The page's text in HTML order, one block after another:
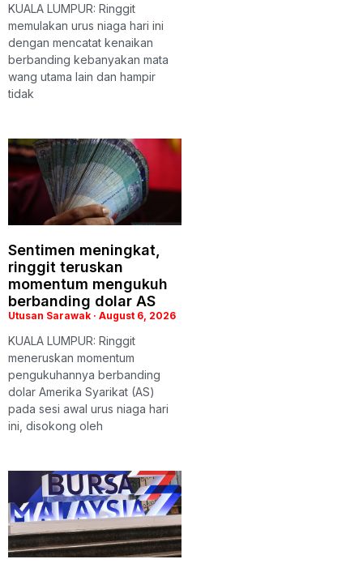
KUALA LUMPUR: Ringgit
memulakan urus niaga hari ini
dengan mencatat kenaikan
berbanding kebanyakan mata
wang utama lain dan hampir
tidak
Sentimen meningkat,
ringgit teruskan
momentum mengukuh
berbanding dolar AS
Utusan Sarawak August 6, 2026
KUALA LUMPUR: Ringgit
meneruskan momentum
pengukuhannya berbanding
dolar Amerika Syarikat (AS)
pada sesi awal urus niaga hari
ini, disokong oleh